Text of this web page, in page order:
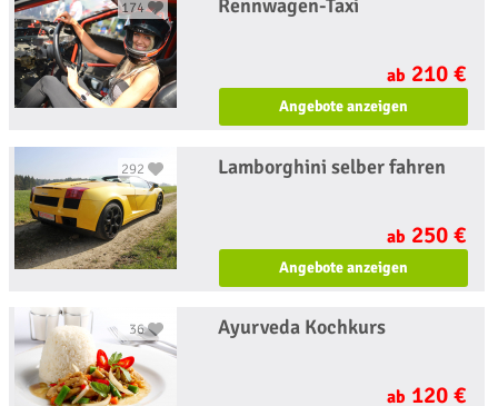
174 Rennwagen-Taxi
ab 210 €
Angebote anzeigen
292 Lamborghini selber fahren
ab 250 €
Angebote anzeigen
36 Ayurveda Kochkurs
ab 120 €